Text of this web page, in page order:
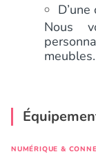
Nous
meubles.
NUMÉRIQUE &